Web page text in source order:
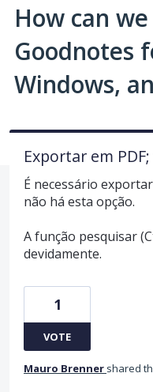
How can
Goodnotes
Windows,
Exportar em
É necessário
não há esta opção.
A função pesquisar
devidamente.
1
VOTE
Mauro Brenner shared